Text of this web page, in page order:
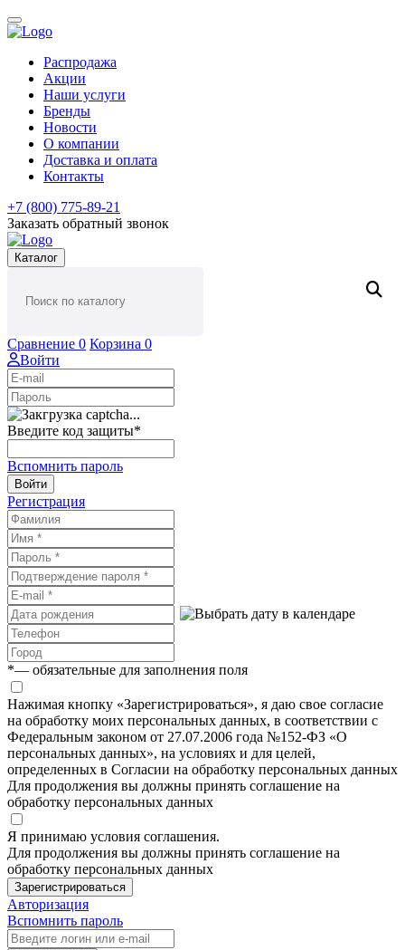
Распродажа
Акции
Наши услуги
Бренды
Новости
О компании
Доставка и оплата
Контакты
+7 (800) 775-89-21
Заказать обратный звонок
Каталог
Сравнение 0 Корзина 0
Войти
Введите код защиты*
Вспомнить пароль
Войти
Регистрация
*— обязательные для заполнения поля
Нажимая кнопку «Зарегистрироваться», я даю свое согласие
на обработку моих персональных данных, в соответствии с
Федеральным законом от 27.07.2006 года №152-ФЗ «О
персональных данных», на условиях и для целей,
определенных в Согласии на обработку персональных данных
Для продолжения вы должны принять соглашение на
обработку персональных данных
Я принимаю условия соглашения.
Для продолжения вы должны принять соглашение на
обработку персональных данных
Зарегистрироваться
Авторизация
Вспомнить пароль